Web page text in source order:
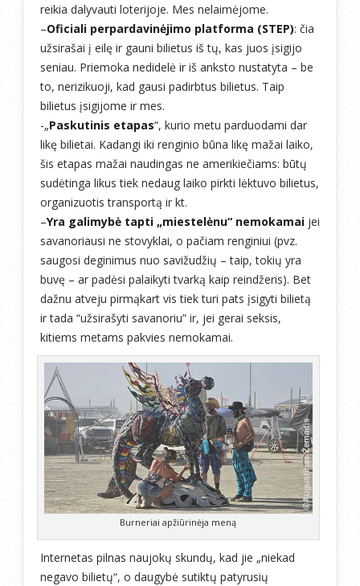
reikia dalyvauti loterijoje. Mes nelaimėjome.
–Oficiali perpardavinėjimo platforma (STEP): čia
užsirašai į eilę ir gauni bilietus iš tų, kas juos įsigijo
seniau. Priemoka nedidelė ir iš anksto nustatyta – be
to, nerizikuoji, kad gausi padirbtus bilietus. Taip
bilietus įsigijome ir mes.
-„Paskutinis etapas“, kurio metu parduodami dar
likę bilietai. Kadangi iki renginio būna likę mažai laiko,
šis etapas mažai naudingas ne amerikiečiams: būtų
sudėtinga likus tiek nedaug laiko pirkti lėktuvo bilietus,
organizuotis transportą ir kt.
–Yra galimybė tapti „miestelėnu“ nemokamai jei
savanoriausi ne stovyklai, o pačiam renginiui (pvz.
saugosi deginimus nuo savižudžių – taip, tokių yra
buvę – ar padėsi palaikyti tvarką kaip reindžeris). Bet
dažnu atveju pirmąkart vis tiek turi pats įsigyti bilietą
ir tada “užsirašyti savanoriu” ir, jei gerai seksis,
kitiems metams pakvies nemokamai.
Burneriai apžiūrinėja meną
Internetas pilnas naujokų skundų, kad jie „niekad
negavo bilietų“, o daugybė sutiktų patyrusių